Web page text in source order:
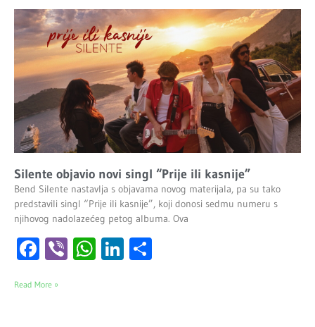
Silente objavio novi singl “Prije ili kasnije”
Bend Silente nastavlja s objavama novog materijala, pa su tako
predstavili singl “Prije ili kasnije”, koji donosi sedmu numeru s
njihovog nadolazećeg petog albuma. Ova
Facebook
ViberWhatsApp
LinkedIn
Read More »